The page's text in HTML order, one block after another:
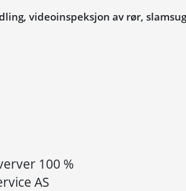
videoinspeksjon av rør,
100 %
AS